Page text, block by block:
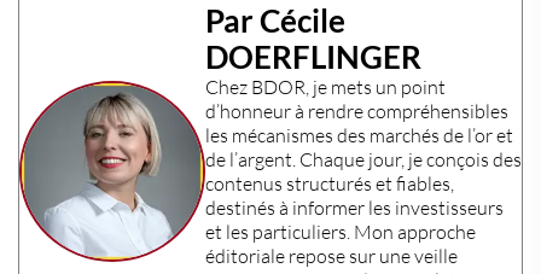
Par Cécile
DOERFLINGER
Chez BDOR , je mets un point
d’honneur à rendre compréhensibles
les mécanismes des marchés de l’or et
de l’argent . Chaque jour, je conçois des
contenus structurés et fiables,
destinés à informer les investisseurs
et les particuliers . Mon approche
éditoriale repose sur une veille